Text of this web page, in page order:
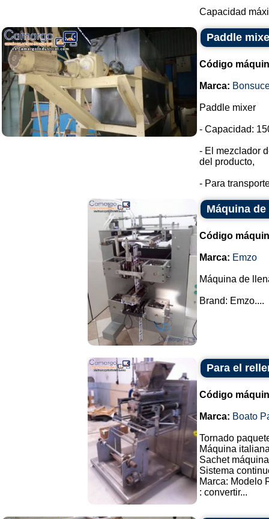
Capacidad
Paddle
Código
Marca:
Paddle mixer
- Capacidad:
- El mezclador
del producto,
- Para
Máquina
Código
Marca: Emzo
Máquina de
Brand: Emzo....
Para el
Código
Marca: Boato
Tornado
Máquina
Sachet
Sistema
Marca: Modelo
: convertir...